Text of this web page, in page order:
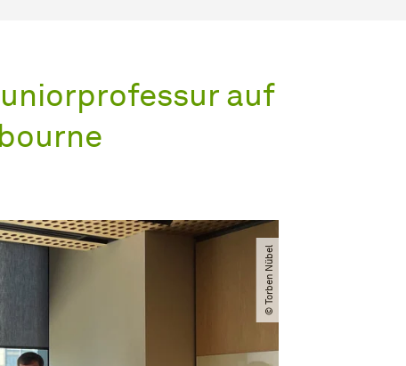
auf
© Torben Nübel